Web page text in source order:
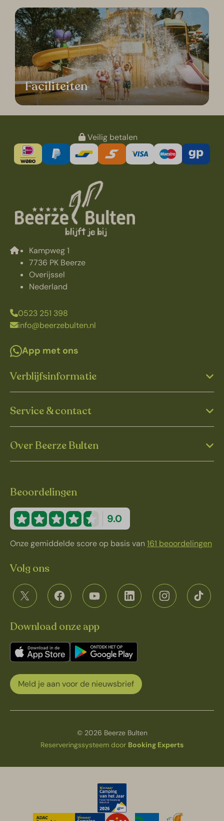
Faciliteiten
Veilig betalen
Kampweg 1
7736 PK Beerze
Overijssel
Nederland
0523 251 398
info@beerzebulten.nl
App met ons
Verblijfsinformatie
Service & contact
Over Beerze Bulten
Beoordelingen
9.0
Onze gemiddelde score op basis van161 beoordelingen
Volg ons
Download onze app
Meld je aan voor de nieuwsbrief
© 2026 Beerze Bulten
Reserveringssysteem door Booking Experts